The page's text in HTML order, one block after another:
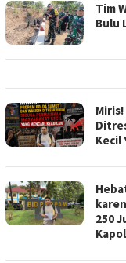
Tim
Bulu
Kecil
250